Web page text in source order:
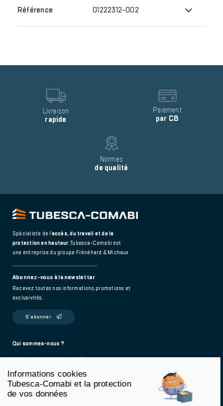
01222312-002
Livraison
rapide
Paiement
par CB
Normes
de qualité
Spécialiste de l’accès, du travail et de la
protection en hauteur. Tubesca-Comabi est
une entreprise du groupe Frénéhard & Michaux
Abonnez-vous à la newsletter
Recevez toutes nos informations, promotions et
exclusivités.
S’abonner
Footer
main
Qui sommes-nous ?
Politique de confidentialité
Mentions légales
Contact
Informations cookies
Tubesca-Comabi et la protection
de vos données